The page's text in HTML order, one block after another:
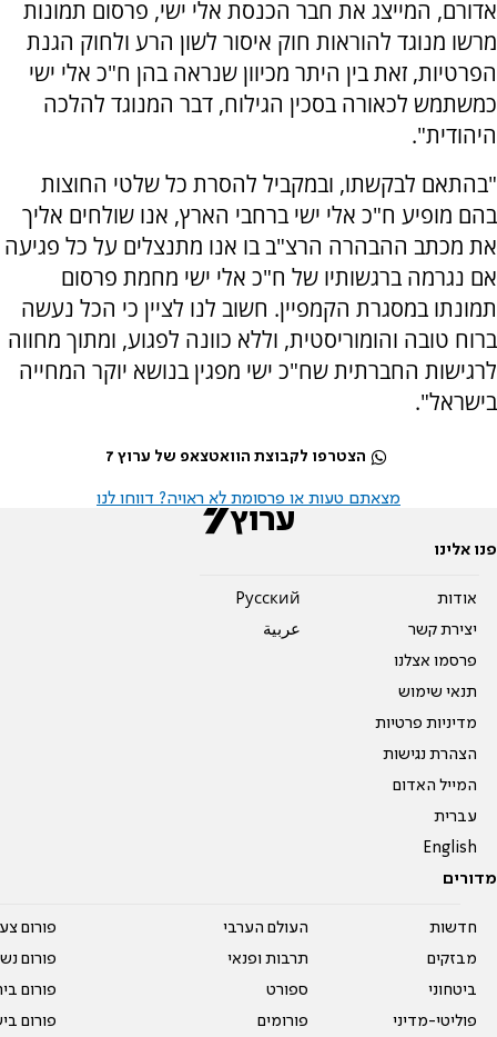
אדורם, המייצג את חבר הכנסת אלי ישי, פרסום תמונות
מרשו מנוגד להוראות חוק איסור לשון הרע ולחוק הגנת
הפרטיות, זאת בין היתר מכיוון שנראה בהן ח"כ אלי ישי
כמשתמש לכאורה בסכין הגילוח, דבר המנוגד להלכה
היהודית".
"בהתאם לבקשתו, ובמקביל להסרת כל שלטי החוצות
בהם מופיע ח"כ אלי ישי ברחבי הארץ, אנו שולחים אליך
את מכתב ההבהרה הרצ"ב בו אנו מתנצלים על כל פגיעה
אם נגרמה ברגשותיו של ח"כ אלי ישי מחמת פרסום
תמונתו במסגרת הקמפיין. חשוב לנו לציין כי הכל נעשה
ברוח טובה והומוריסטית, וללא כוונה לפגוע, ומתוך מחווה
לרגישות החברתית שח"כ ישי מפגין בנושא יוקר המחייה
בישראל".
הצטרפו לקבוצת הוואטצאפ של ערוץ 7
מצאתם טעות או פרסומת לא ראויה? דווחו לנו
פנו אלינו
אודות
יצירת קשר
פרסמו אצלנו
תנאי שימוש
מדיניות פרטיות
הצהרת נגישות
המייל האדום
עברית
English
Pусский
عربية
מדורים
חדשות
מבזקים
ביטחוני
פוליטי-מדיני
העולם הערבי
תרבות ופנאי
ספורט
פורומים
פורום
פורום
פורום
פורום